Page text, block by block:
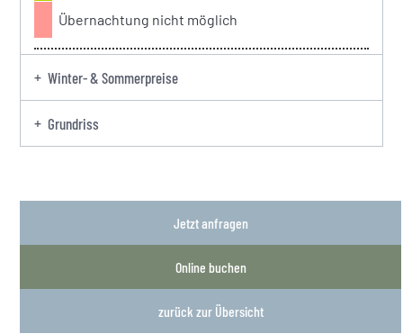
Übernachtung nicht möglich
Winter- & Sommerpreise
Grundriss
Jetzt anfragen
Online buchen
zurück zur Übersicht